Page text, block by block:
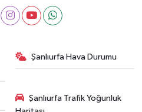
Şanlıurfa Hava Durumu
Şanlıurfa Trafik Yoğunluk